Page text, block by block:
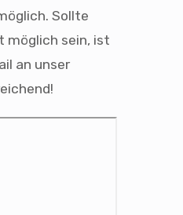
Sollte
möglich sein, ist
an unser